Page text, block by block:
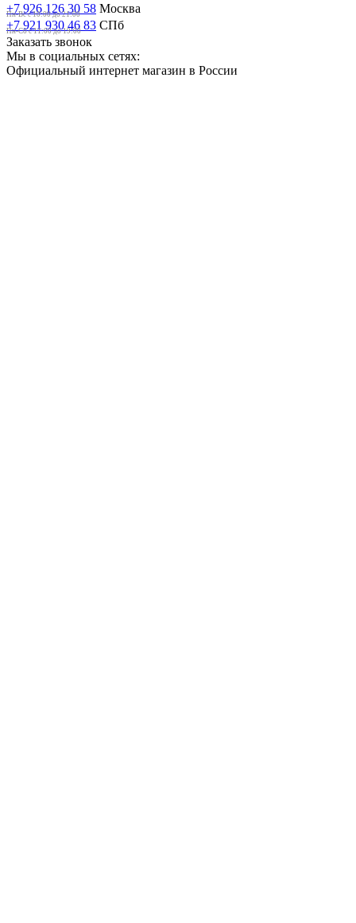
+7 926 126 30 58 Москва
Пн-Вс с 10:00 до 21:00
+7 921 930 46 83 СПб
Пн-Сб c 11:00 до 19:00
Заказать звонок
Мы в социальных сетях:
Официальный интернет магазин в России